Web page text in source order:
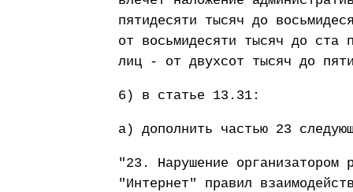
пятидесяти тысяч до
от восьмидесяти тысяч до ста
лиц - от двухсот тысяч до
6) в статье 13.31:
а) дополнить частью 23
"23. Нарушение организатором
"Интернет" правил